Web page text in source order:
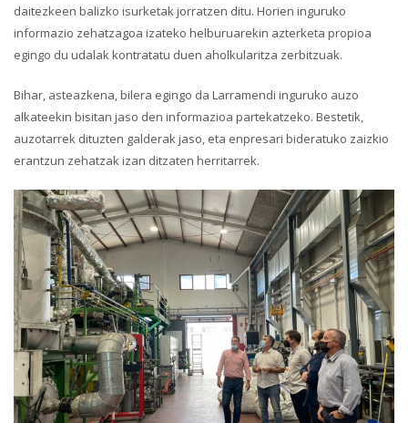
daitezkeen balizko isurketak jorratzen ditu. Horien inguruko
informazio zehatzagoa izateko helburuarekin azterketa propioa
egingo du udalak kontratatu duen aholkularitza zerbitzuak.
Bihar, asteazkena, bilera egingo da Larramendi inguruko auzo
alkateekin bisitan jaso den informazioa partekatzeko. Bestetik,
auzotarrek dituzten galderak jaso, eta enpresari bideratuko zaizkio
erantzun zehatzak izan ditzaten herritarrek.